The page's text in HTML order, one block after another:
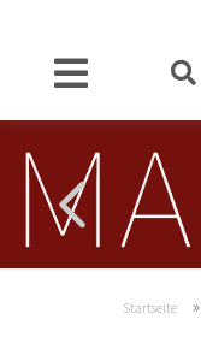
Startseite »